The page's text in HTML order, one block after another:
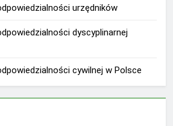
urzędników
dyscyplinarnej
cywilnej w Polsce